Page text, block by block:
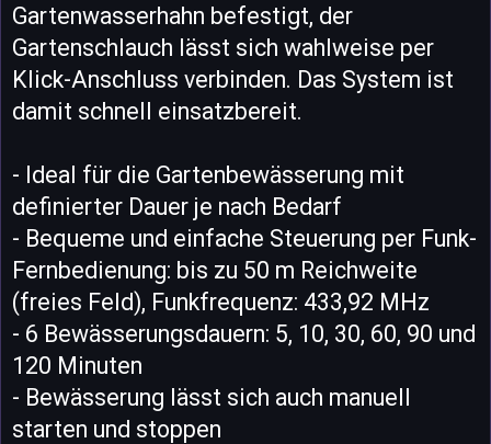
Gartenwasserhahn befestigt, der
Gartenschlauch lässt sich wahlweise per
Klick-Anschluss verbinden. Das System ist
damit schnell einsatzbereit.
- Ideal für die Gartenbewässerung mit
definierter Dauer je nach Bedarf
- Bequeme und einfache Steuerung per Funk-
Fernbedienung: bis zu 50 m Reichweite
(freies Feld), Funkfrequenz: 433,92 MHz
- 6 Bewässerungsdauern: 5, 10, 30, 60, 90 und
120 Minuten
- Bewässerung lässt sich auch manuell
starten und stoppen